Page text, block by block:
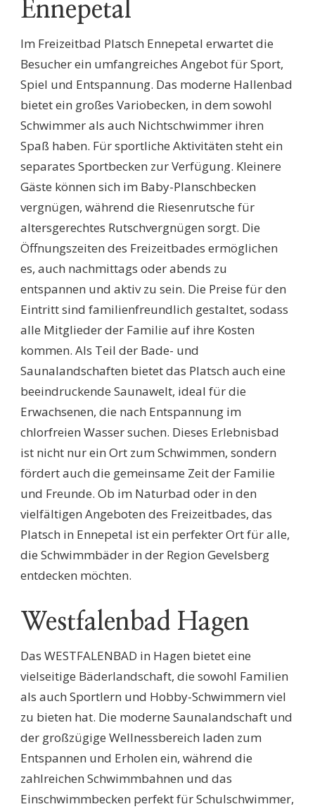
Ennepetal
Im Freizeitbad Platsch Ennepetal erwartet die
Besucher ein umfangreiches Angebot für Sport,
Spiel und Entspannung. Das moderne Hallenbad
bietet ein großes Variobecken, in dem sowohl
Schwimmer als auch Nichtschwimmer ihren
Spaß haben. Für sportliche Aktivitäten steht ein
separates Sportbecken zur Verfügung. Kleinere
Gäste können sich im Baby-Planschbecken
vergnügen, während die Riesenrutsche für
altersgerechtes Rutschvergnügen sorgt. Die
Öffnungszeiten des Freizeitbades ermöglichen
es, auch nachmittags oder abends zu
entspannen und aktiv zu sein. Die Preise für den
Eintritt sind familienfreundlich gestaltet, sodass
alle Mitglieder der Familie auf ihre Kosten
kommen. Als Teil der Bade- und
Saunalandschaften bietet das Platsch auch eine
beeindruckende Saunawelt, ideal für die
Erwachsenen, die nach Entspannung im
chlorfreien Wasser suchen. Dieses Erlebnisbad
ist nicht nur ein Ort zum Schwimmen, sondern
fördert auch die gemeinsame Zeit der Familie
und Freunde. Ob im Naturbad oder in den
vielfältigen Angeboten des Freizeitbades, das
Platsch in Ennepetal ist ein perfekter Ort für alle,
die Schwimmbäder in der Region Gevelsberg
entdecken möchten.
Westfalenbad Hagen
Das WESTFALENBAD in Hagen bietet eine
vielseitige Bäderlandschaft, die sowohl Familien
als auch Sportlern und Hobby-Schwimmern viel
zu bieten hat. Die moderne Saunalandschaft und
der großzügige Wellnessbereich laden zum
Entspannen und Erholen ein, während die
zahlreichen Schwimmbahnen und das
Einschwimmbecken perfekt für Schulschwimmer,